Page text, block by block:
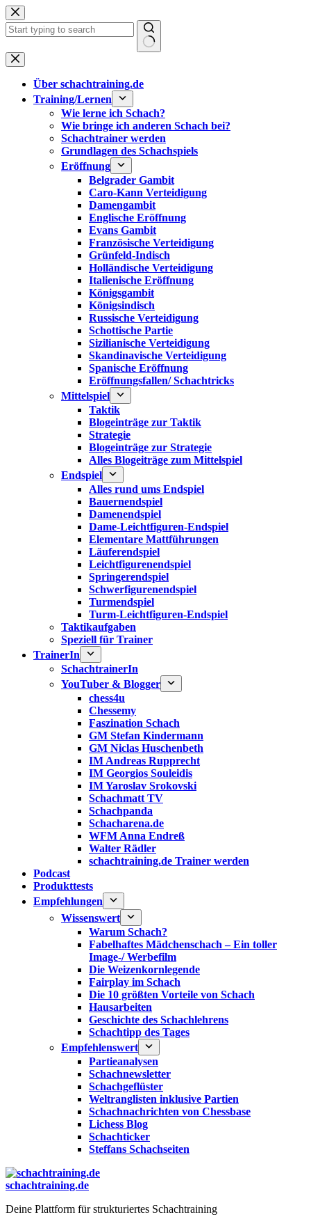
Zum
Inhalt
springen
Keine
Ergebnisse
Über schachtraining.de
Training/Lernen
Wie lerne ich Schach?
Wie bringe ich anderen Schach bei?
Schachtrainer werden
Grundlagen des Schachspiels
Eröffnung
Belgrader Gambit
Caro-Kann Verteidigung
Damengambit
Englische Eröffnung
Evans Gambit
Französische Verteidigung
Grünfeld-Indisch
Holländische Verteidigung
Italienische Eröffnung
Königsgambit
Königsindisch
Russische Verteidigung
Schottische Partie
Sizilianische Verteidigung
Skandinavische Verteidigung
Spanische Eröffnung
Eröffnungsfallen/ Schachtricks
Mittelspiel
Taktik
Blogeinträge zur Taktik
Strategie
Blogeinträge zur Strategie
Alles Blogeiträge zum Mittelspiel
Endspiel
Alles rund ums Endspiel
Bauernendspiel
Damenendspiel
Dame-Leichtfiguren-Endspiel
Elementare Mattführungen
Läuferendspiel
Leichtfigurenendspiel
Springerendspiel
Schwerfigurenendspiel
Turmendspiel
Turm-Leichtfiguren-Endspiel
Taktikaufgaben
Speziell für Trainer
TrainerIn
SchachtrainerIn
YouTuber & Blogger
chess4u
Chessemy
Faszination Schach
GM Stefan Kindermann
GM Niclas Huschenbeth
IM Andreas Rupprecht
IM Georgios Souleidis
IM Yaroslav Srokovski
Schachmatt TV
Schachpanda
Schacharena.de
WFM Anna Endreß
Walter Rädler
schachtraining.de Trainer werden
Podcast
Produkttests
Empfehlungen
Wissenswert
Warum Schach?
Fabelhaftes Mädchenschach – Ein toller
Image-/ Werbefilm
Die Weizenkornlegende
Fairplay im Schach
Die 10 größten Vorteile von Schach‎
Hausarbeiten
Geschichte des Schachlehrens
Schachtipp des Tages
Empfehlenswert
Partieanalysen
Schachnewsletter
Schachgeflüster
Weltranglisten inklusive Partien
Schachnachrichten von Chessbase
Lichess Blog
Schachticker
Steffans Schachseiten
schachtraining.de
Deine Plattform für strukturiertes Schachtraining